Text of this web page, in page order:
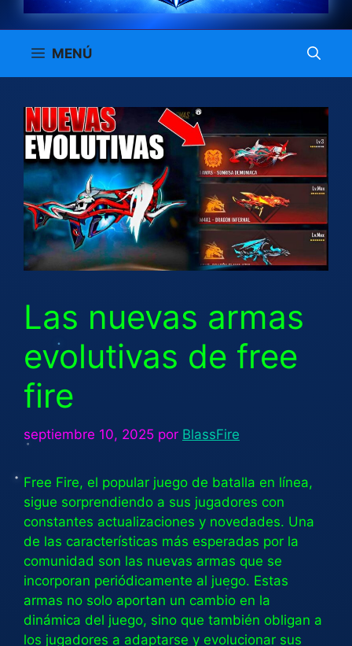
MENÚ
Las nuevas armas
evolutivas de free
fire
septiembre 10, 2025 por BlassFire
Free Fire, el popular juego de batalla en línea,
sigue sorprendiendo a sus jugadores con
constantes actualizaciones y novedades. Una
de las características más esperadas por la
comunidad son las nuevas armas que se
incorporan periódicamente al juego. Estas
armas no solo aportan un cambio en la
dinámica del juego, sino que también obligan a
los jugadores a adaptarse y evolucionar sus